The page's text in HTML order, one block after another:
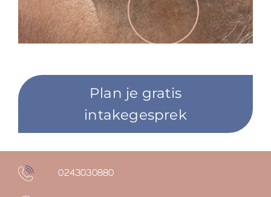
Plan je gratis
intakegesprek
0243030880